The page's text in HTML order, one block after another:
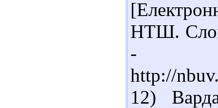
НТШ.
-
http://
12)